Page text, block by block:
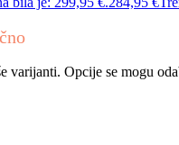
varijanti. Opcije se mogu